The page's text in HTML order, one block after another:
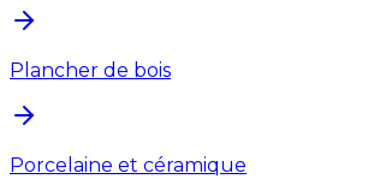
Plancher de bois
Porcelaine et céramique